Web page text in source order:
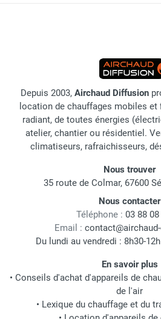
Depuis 2003, Airchaud Diffusion
location de chauffages mobiles et
radiant, de toutes énergies
atelier, chantier ou résidentiel.
climatiseurs, rafraichisseurs,
Nous trouver
35 route de Colmar, 67600
Nous contacter
Téléphone : 03 88
Email :
Du lundi au vendredi : 8h30-
En savoir plus
• Conseils d'achat d'appareils de
de l'air
• Lexique du chauffage et du